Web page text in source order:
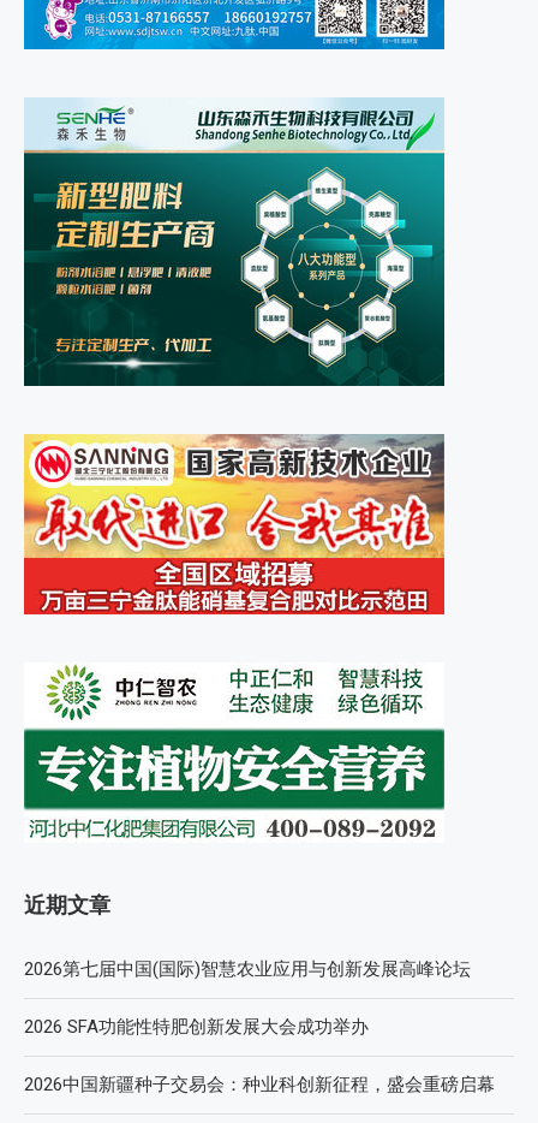
近期文章
2026第七届中国(国际)智慧农业应用与创新发展高峰论坛
2026 SFA功能性特肥创新发展大会成功举办
2026中国新疆种子交易会：种业科创新征程，盛会重磅启幕